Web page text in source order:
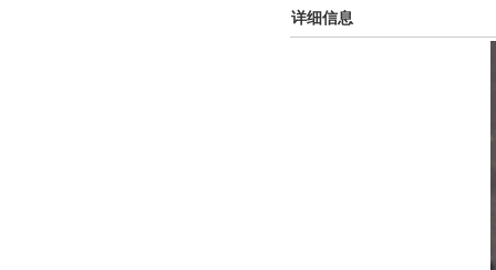
详细信息